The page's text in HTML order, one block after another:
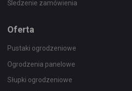
Śledzenie zamówienia
Oferta
Pustaki ogrodzeniowe
Ogrodzenia panelowe
Słupki ogrodzeniowe